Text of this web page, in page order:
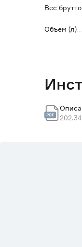
Вес
Объем (л)